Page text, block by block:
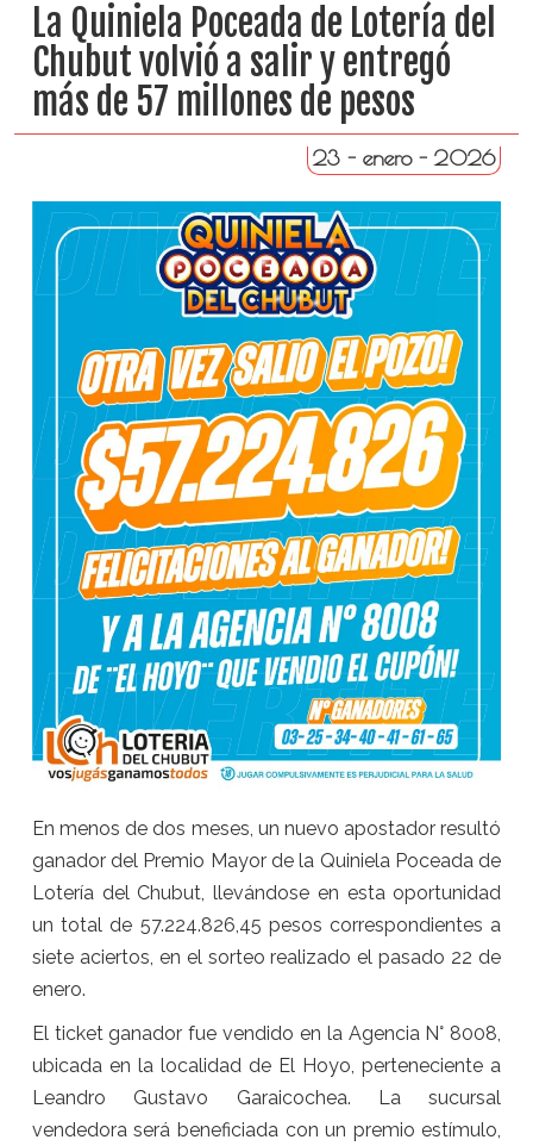
La Quiniela Poceada de Lotería del
Chubut volvió a salir y entregó
más de 57 millones de pesos
23 - enero - 2026
En menos de dos meses, un nuevo apostador resultó
ganador del Premio Mayor de la Quiniela Poceada de
Lotería del Chubut, llevándose en esta oportunidad
un total de 57.224.826,45 pesos correspondientes a
siete aciertos, en el sorteo realizado el pasado 22 de
enero.
El ticket ganador fue vendido en la Agencia N° 8008,
ubicada en la localidad de El Hoyo, perteneciente a
Leandro Gustavo Garaicochea. La sucursal
vendedora será beneficiada con un premio estímulo,